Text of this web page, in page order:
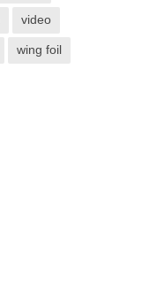
video
wing foil